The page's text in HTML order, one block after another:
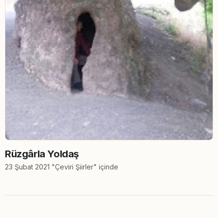
Rüzgârla Yoldaş
23 Şubat 2021 "Çeviri Şiirler" içinde